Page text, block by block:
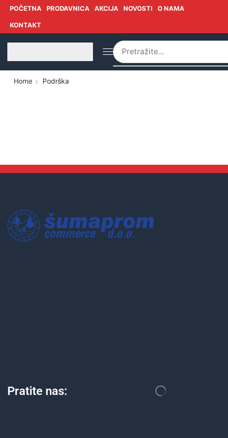
POČETNA PRODAVNICA AKCIJA NOVOSTI O NAMA
KONTAKT
Home Podrška
Pratite nas: